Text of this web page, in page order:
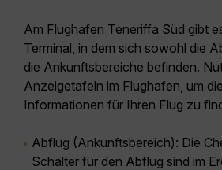
Am Flughafen Teneriffa Süd gibt
Terminal, in dem sich sowohl die
die Ankunftsbereiche befinden.
Anzeigetafeln im Flughafen, um
Informationen für Ihren Flug zu
Abflug (Ankunftsbereich): Die
Schalter für den Abflug sind im